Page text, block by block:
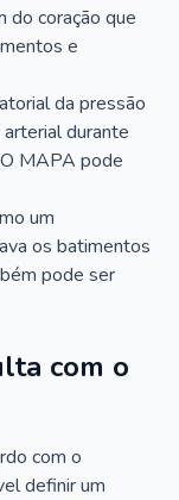
do coração que
e
da pressão
durante
MAPA pode
um
os batimentos
pode ser
com o
com o
definir um